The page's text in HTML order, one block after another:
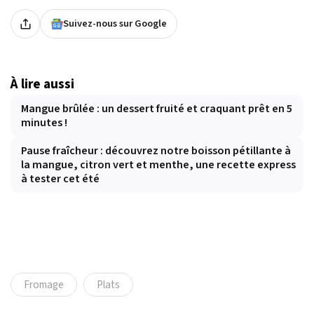
Suivez-nous sur Google
À lire aussi
Mangue brûlée : un dessert fruité et craquant prêt en 5
minutes !
Pause fraîcheur : découvrez notre boisson pétillante à
la mangue, citron vert et menthe, une recette express
à tester cet été
Fromage Plats